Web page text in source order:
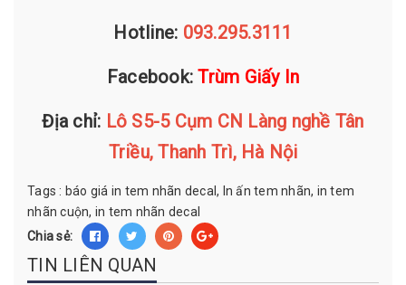
Hotline: 093.295.3111
Facebook:Trùm Giấy In
Địa chỉ: Lô S5-5 Cụm CN Làng nghề Tân
Triều, Thanh Trì, Hà Nội
Tags : báo giá in tem nhãn decal, In ấn tem nhãn, in tem
nhãn cuộn, in tem nhãn decal
Chia sẻ:
TIN LIÊN QUAN